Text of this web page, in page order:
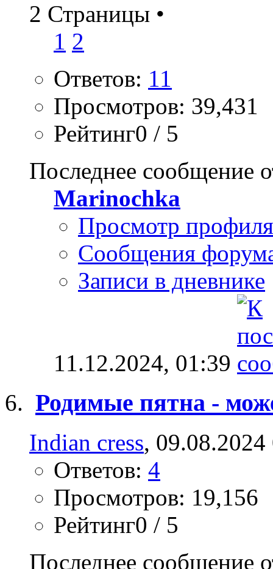
2 Страницы •
1 2
Ответов: 11
Просмотров: 39,431
Рейтинг0 / 5
Последнее сообщение
Marinochka
Просмотр профиля
Сообщения
Записи в дневнике
11.12.2024, 01:39
Родимые пятна -
Indian cress, 09.08.2024
Ответов: 4
Просмотров: 19,156
Рейтинг0 / 5
Последнее сообщение